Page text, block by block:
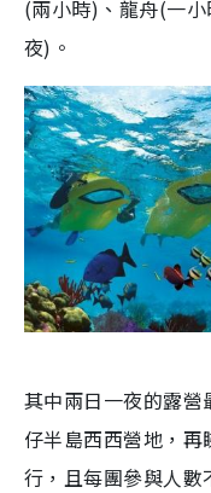
(兩小時)、龍舟(一
夜)。
其中兩日一夜的露
仔半島西西營地，
行，且每團參與人數